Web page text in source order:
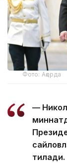
Фото: Ақорда
— Никол